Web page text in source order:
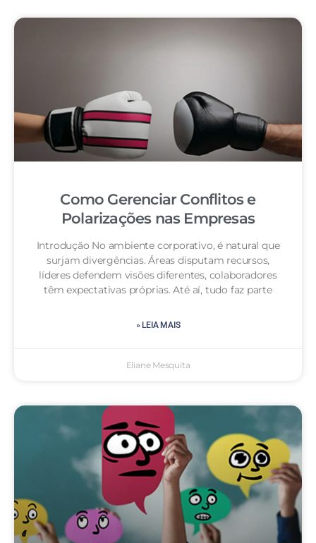
Como Gerenciar Conflitos e
Polarizações nas Empresas
Introdução No ambiente corporativo, é natural que
surjam divergências. Áreas disputam recursos,
líderes defendem visões diferentes, colaboradores
têm expectativas próprias. Até aí, tudo faz parte
» LEIA MAIS
Eliane Mesquita